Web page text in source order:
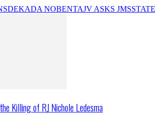
DEKADA NOBENTAJV ASKS JMS
Killing of RJ Nichole Ledesma